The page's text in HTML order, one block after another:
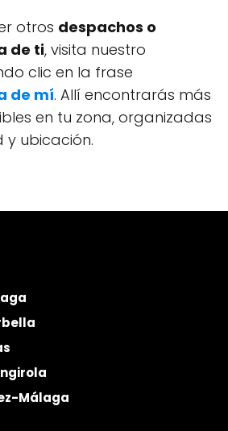
otros despachos o
de ti, visita nuestro
clic en la frase
de mí. Allí encontrarás más
en tu zona, organizadas
y ubicación.
Málaga